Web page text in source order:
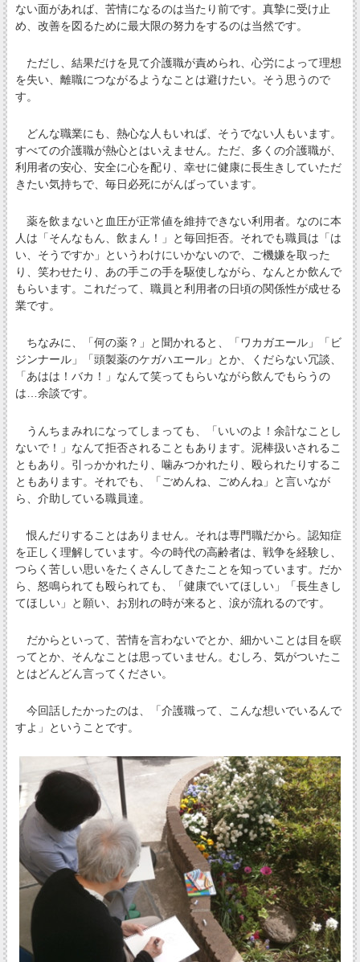
ない面があれば、苦情になるのは当たり前です。真摯に受け止
め、改善を図るために最大限の努力をするのは当然です。
ただし、結果だけを見て介護職が責められ、心労によって理想
を失い、離職につながるようなことは避けたい。そう思うので
す。
どんな職業にも、熱心な人もいれば、そうでない人もいます。
すべての介護職が熱心とはいえません。ただ、多くの介護職が、
利用者の安心、安全に心を配り、幸せに健康に長生きしていただ
きたい気持ちで、毎日必死にがんばっています。
薬を飲まないと血圧が正常値を維持できない利用者。なのに本
人は「そんなもん、飲まん！」と毎回拒否。それでも職員は「は
い、そうですか」というわけにいかないので、ご機嫌を取った
り、笑わせたり、あの手この手を駆使しながら、なんとか飲んで
もらいます。これだって、職員と利用者の日頃の関係性が成せる
業です。
ちなみに、「何の薬？」と聞かれると、「ワカガエール」「ビ
ジンナール」「頭製薬のケガハエール」とか、くだらない冗談、
「あはは！バカ！」なんて笑ってもらいながら飲んでもらうの
は…余談です。
うんちまみれになってしまっても、「いいのよ！余計なことし
ないで！」なんて拒否されることもあります。泥棒扱いされるこ
ともあり。引っかかれたり、噛みつかれたり、殴られたりするこ
ともあります。それでも、「ごめんね、ごめんね」と言いなが
ら、介助している職員達。
恨んだりすることはありません。それは専門職だから。認知症
を正しく理解しています。今の時代の高齢者は、戦争を経験し、
つらく苦しい思いをたくさんしてきたことを知っています。だか
ら、怒鳴られても殴られても、「健康でいてほしい」「長生きし
てほしい」と願い、お別れの時が来ると、涙が流れるのです。
だからといって、苦情を言わないでとか、細かいことは目を瞑
ってとか、そんなことは思っていません。むしろ、気がついたこ
とはどんどん言ってください。
今回話したかったのは、「介護職って、こんな想いでいるんで
すよ」ということです。